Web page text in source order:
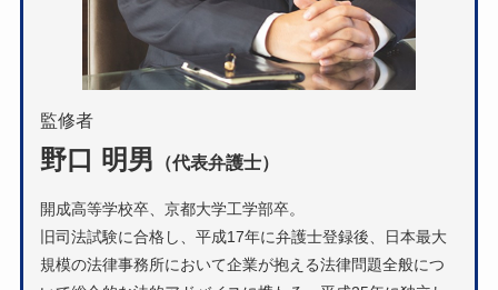
監修者
野口 明男 （代表弁護士）
開成高等学校卒、京都大学工学部卒。
旧司法試験に合格し、平成17年に弁護士登録後、日本最大
規模の法律事務所において企業が抱える法律問題全般につ